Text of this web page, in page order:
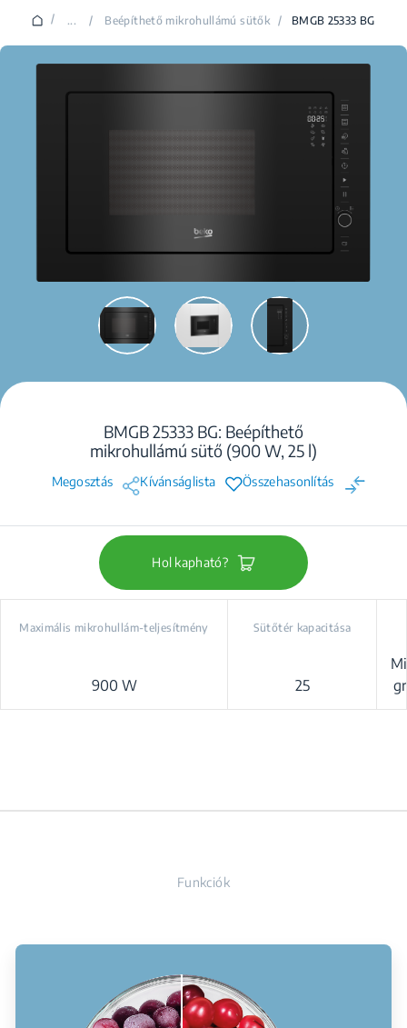
/ ... / Beépíthető mikrohullámú sütők / BMGB 25333 BG
BMGB 25333 BG: Beépíthető
mikrohullámú sütő (900 W, 25 l)
Megosztás Kívánságlista Összehasonlítás
Hol kapható?
Maximális mikrohullám-teljesítmény
900 W
Sütőtér kapacitása
25
Funkciók